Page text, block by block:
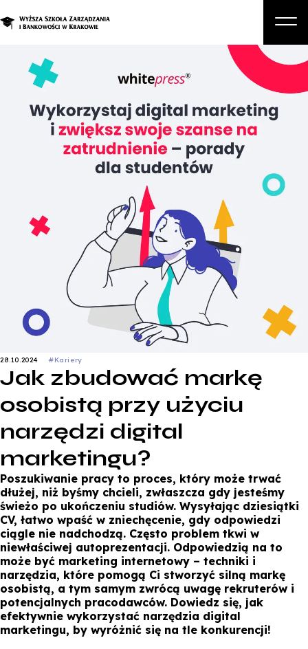
O nas
Studia
Studia podyplomowe i kursy
Student
Zapisz się na studia
28.10.2024 #Kariery
Jak zbudować markę
osobistą przy użyciu
narzędzi digital
marketingu?
Poszukiwanie pracy to proces, który może trwać
dłużej, niż byśmy chcieli, zwłaszcza gdy jesteśmy
świeżo po ukończeniu studiów. Wysyłając dziesiątki
CV, łatwo wpaść w zniechęcenie, gdy odpowiedzi
ciągle nie nadchodzą. Często problem tkwi w
niewłaściwej autoprezentacji. Odpowiedzią na to
może być marketing internetowy – techniki i
narzędzia, które pomogą Ci stworzyć silną markę
osobistą, a tym samym zwrócą uwagę rekruterów i
potencjalnych pracodawców. Dowiedz się, jak
efektywnie wykorzystać narzędzia digital
marketingu, by wyróżnić się na tle konkurencji!